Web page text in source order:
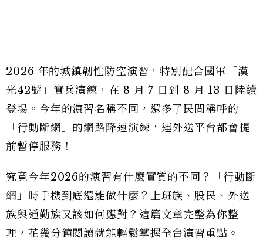
2026 年的城鎮韌性防空演習，特別配合國軍「漢
光42號」實兵演練，在 8 月 7 日到 8 月 13 日陸續
登場。今年的演習名稱不同，還多了民間稱呼的
「行動斷網」的網路降速演練，連外送平台都會提
前暫停服務！
究竟今年2026的演習有什麼實質的不同？「行動斷
網」時手機到底還能做什麼？上班族、股民、外送
族與通勤族又該如何應對？這篇文章完整為你整
理，花幾分鐘閱讀就能輕鬆掌握全台演習重點。